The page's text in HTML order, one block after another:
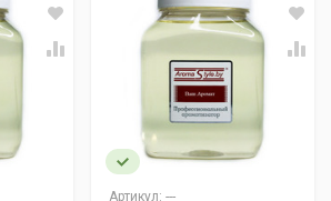
Артикул: ---